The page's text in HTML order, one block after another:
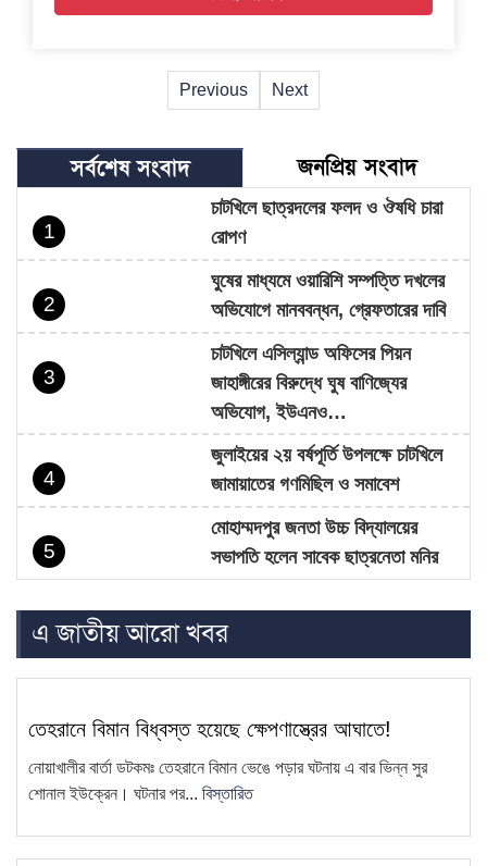
Previous Next
সর্বশেষ সংবাদ জনপ্রিয় সংবাদ
1
চাটখিলে ছাত্রদলের ফলদ ও ঔষধি চারা
রোপণ
2
ঘুষের মাধ্যমে ওয়ারিশি সম্পত্তি দখলের
অভিযোগে মানববন্ধন, গ্রেফতারের দাবি
3
চাটখিলে এসিল্যান্ড অফিসের পিয়ন
জাহাঙ্গীরের বিরুদ্ধে ঘুষ বাণিজ্যের
অভিযোগ, ইউএনও…
4
জুলাইয়ের ২য় বর্ষপূর্তি উপলক্ষে চাটখিলে
জামায়াতের গণমিছিল ও সমাবেশ
5
মোহাম্মদপুর জনতা উচ্চ বিদ্যালয়ের
সভাপতি হলেন সাবেক ছাত্রনেতা মনির
হোসেন…
চাটখিলে নিষিদ্ধ ঘোষিত ছাত্রলীগের
মিছিল, ভিডিও ভাইরাল
7
অপপ্রচারের প্রতিবাদে চাটখিলে
মানববন্ধন
ফেসবুকে ফেইক আইডি দিয়ে আনিছ
আহম্মদ হানিফের নামে অপপ্রচার
এ জাতীয় আরো খবর
তেহরানে বিমান বিধ্বস্ত হয়েছে ক্ষেপণাস্ত্রের আঘাতে!
নোয়াখালীর বার্তা ডটকমঃ তেহরানে বিমান ভেঙে পড়ার ঘটনায় এ বার ভিন্ন সুর
শোনাল ইউক্রেন। ঘটনার পর... বিস্তারিত